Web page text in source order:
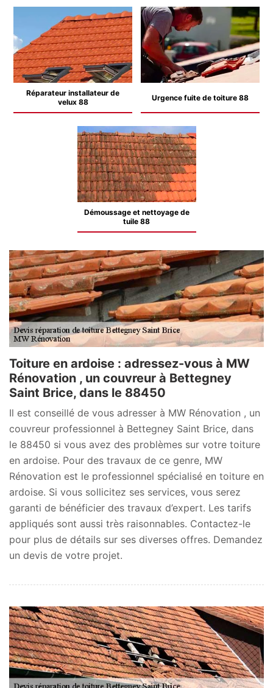
Réparateur installateur de
velux 88
Urgence fuite de toiture 88
Démoussage et nettoyage de
tuile 88
Toiture en ardoise : adressez-vous à MW
Rénovation , un couvreur à Bettegney
Saint Brice, dans le 88450
Il est conseillé de vous adresser à MW Rénovation , un
couvreur professionnel à Bettegney Saint Brice, dans
le 88450 si vous avez des problèmes sur votre toiture
en ardoise. Pour des travaux de ce genre, MW
Rénovation est le professionnel spécialisé en toiture en
ardoise. Si vous sollicitez ses services, vous serez
garanti de bénéficier des travaux d’expert. Les tarifs
appliqués sont aussi très raisonnables. Contactez-le
pour plus de détails sur ses diverses offres. Demandez
un devis de votre projet.